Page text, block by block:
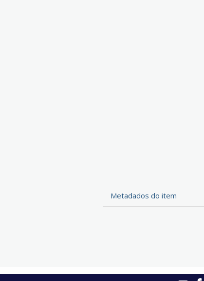
Metadados do item